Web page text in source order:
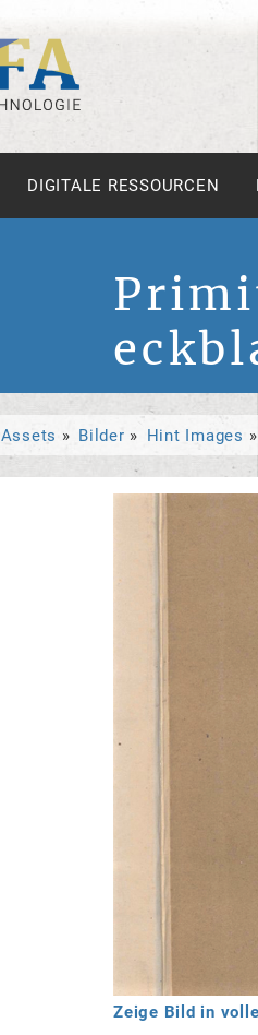
DIGITALE RESSOURCEN
Assets Bilder Hint Images
Zeige Bild in